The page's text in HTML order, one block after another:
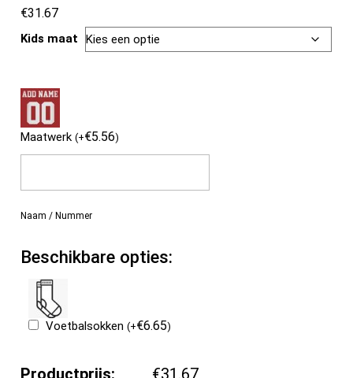
€31.67
Kids maat
Maatwerk(+€5.56)
Naam / Nummer
Beschikbare opties:
Voetbalsokken(+€6.65)
Productprijs:
€31.67